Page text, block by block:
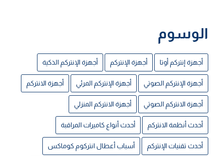
الوسوم
أجهزة إنتركم أوتا أجهزة الإنتركم أجهزة الإنتركم الذكية
أجهزة الإنتركم الصوتي أجهزة الإنتركم المرئي أجهزة الانتركم
أجهزة الانتركم الصوتي أجهزة الانتركم المنزلي
أحدث أنظمة الانتركم أحدث أنواع كاميرات المراقبة
أحدث تقنيات الإنتركم أسباب أعطال انتركوم كوماكس